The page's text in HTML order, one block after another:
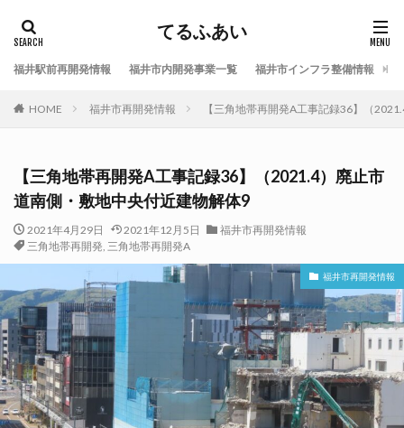
てるふあい
福井駅前再開発情報 福井市内開発事業一覧 福井市インフラ整備情報
HOME 福井市再開発情報 【三角地帯再開発A工事記録36】（
【三角地帯再開発A工事記録36】（2021.4）廃止市
道南側・敷地中央付近建物解体9
2021年4月29日 2021年12月5日
福井市再開発情報
三角地帯再開発, 三角地帯再開発A
福井市再開発情報